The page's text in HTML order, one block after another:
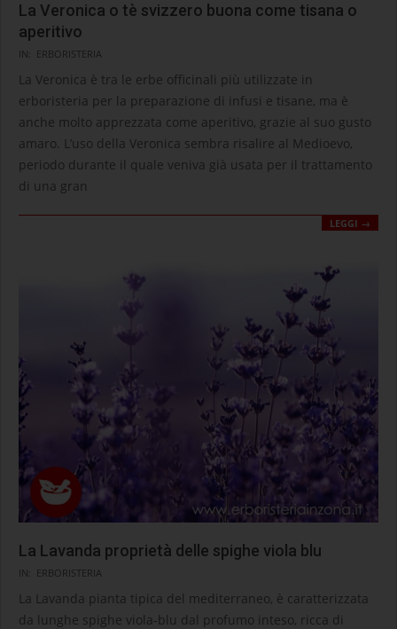
La Veronica o tè svizzero buona come tisana o
aperitivo
2020-
09-
10
IN: ERBORISTERIA
La Veronica è tra le erbe officinali più utilizzate in
erboristeria per la preparazione di infusi e tisane, ma è
anche molto apprezzata come aperitivo, grazie al suo gusto
amaro. L’uso della Veronica sembra risalire al Medioevo,
periodo durante il quale veniva già usata per il trattamento
di una gran
LEGGI →
La Lavanda proprietà delle spighe viola blu
2020-
09-
10
IN: ERBORISTERIA
La Lavanda pianta tipica del mediterraneo, è caratterizzata
da lunghe spighe viola-blu dal profumo inteso, ricca di